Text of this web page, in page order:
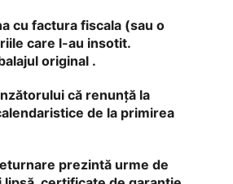
cu factura fiscala (sau o
care l-au insotit.
original .
că renunță la
de la primirea
prezintă urme de